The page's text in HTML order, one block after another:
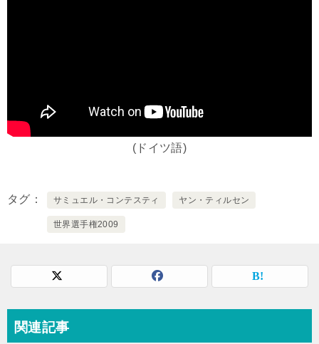
(ドイツ語)
タグ サミュエル・コンテスティ ヤン・ティルセン
世界選手権2009
関連記事